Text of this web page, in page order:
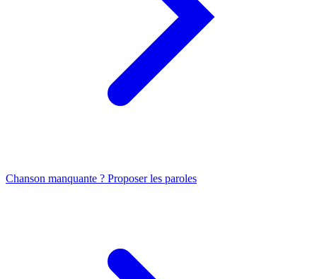
Chanson manquante ? Proposer les paroles